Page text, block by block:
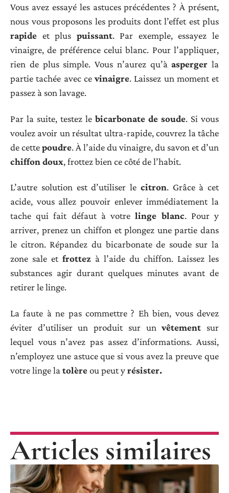
Vous avez essayé les astuces précédentes ? À présent,
nous vous proposons les produits dont l’effet est plus
rapide et plus puissant. Par exemple, essayez le
vinaigre, de préférence celui blanc. Pour l’appliquer,
rien de plus simple. Vous n’aurez qu’àasperger la
partie tachée avec ce vinaigre. Laissez un moment et
passez à son lavage.
Par la suite, testez le bicarbonate de soude. Si vous
voulez avoir un résultat ultra-rapide, couvrez la tâche
de cettepoudre. À l’aide du vinaigre, du savon et d’un
chiffon doux, frottez bien ce côté de l’habit.
L’autre solution est d’utiliser le citron. Grâce à cet
acide, vous allez pouvoir enlever immédiatement la
tache qui fait défaut à votrelinge blanc. Pour y
arriver, prenez un chiffon et plongez une partie dans
le citron. Répandez du bicarbonate de soude sur la
zone sale et frottez à l’aide du chiffon. Laissez les
substances agir durant quelques minutes avant de
retirer le linge.
La faute à ne pas commettre ? Eh bien, vous devez
éviter d’utiliser un produit sur unvêtement sur
lequel vous n’avez pas assez d’informations. Aussi,
n’employez une astuce que si vous avez la preuve que
votre linge la tolèreou peut yrésister.
Articles similaires